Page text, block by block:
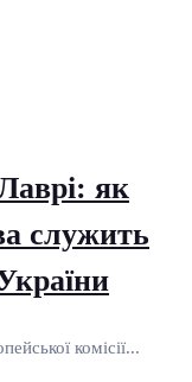
як
служить
комісії...